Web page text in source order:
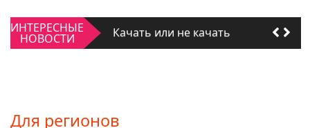
ИНТЕРЕСНЫЕ
НОВОСТИ Для регионов
Для регионов